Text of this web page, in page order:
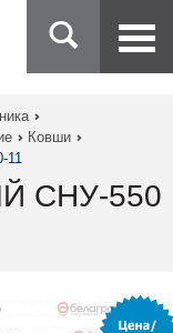
Ковши
11
СНУ-550